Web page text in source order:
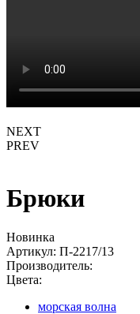
NEXT
PREV
Брюки
Новинка
Артикул: П-2217/13
Производитель:
Цвета:
морская волна